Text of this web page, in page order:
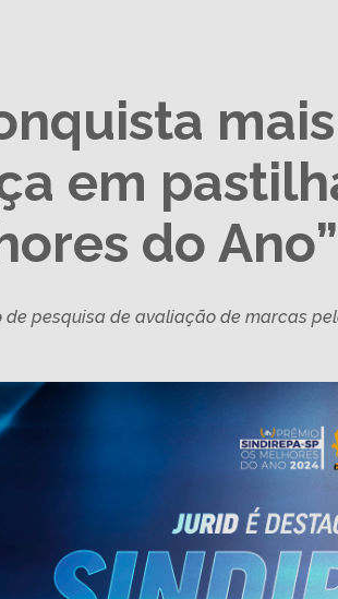
em
do
pesquisa de avaliação de marcas